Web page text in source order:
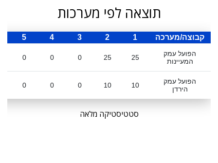
תוצאה לפי מערכות
קבוצה/מערכה 1
2
3
4
5
הפועל עמק
המעיינות
25
25
0
0
0
הפועל עמק
הירדן
10
10
0
0
0
סטטיסטיקה מלאה